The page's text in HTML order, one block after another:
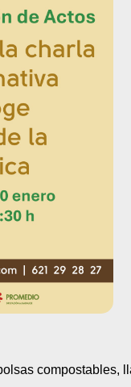
compostables,